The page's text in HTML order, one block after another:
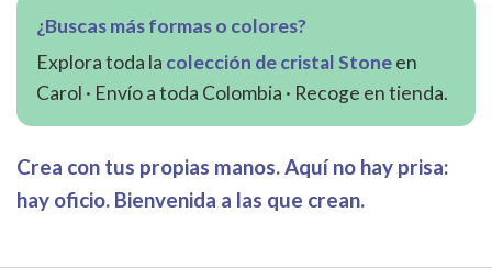
¿Buscas más formas o colores?
Explora toda la colección de cristal Stoneen
Carol · Envío a toda Colombia · Recoge en tienda.
Crea con tus propias manos. Aquí no hay prisa:
hay oficio. Bienvenida a las que crean.